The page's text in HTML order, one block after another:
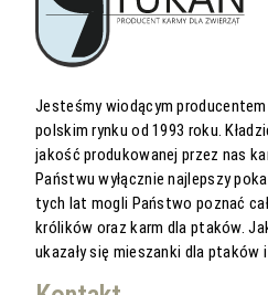
Jesteśmy wiodącym
polskim rynku od 1993 roku.
jakość produkowanej przez nas
Państwu wyłącznie najlepszy
tych lat mogli Państwo poznać
królików oraz karm dla ptaków.
ukazały się mieszanki dla ptaków